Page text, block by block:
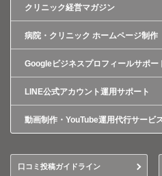
クリニック経営マガジン
病院・クリニック ホームページ制作
Googleビジネスプロフィールサポー
LINE公式アカウント運用サポート
動画制作・YouTube運用代行サービ
口コミ投稿ガイドライン